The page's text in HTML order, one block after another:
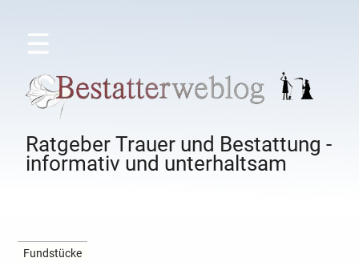
☰
Ratgeber Trauer und Bestattung -
informativ und unterhaltsam
Fundstücke